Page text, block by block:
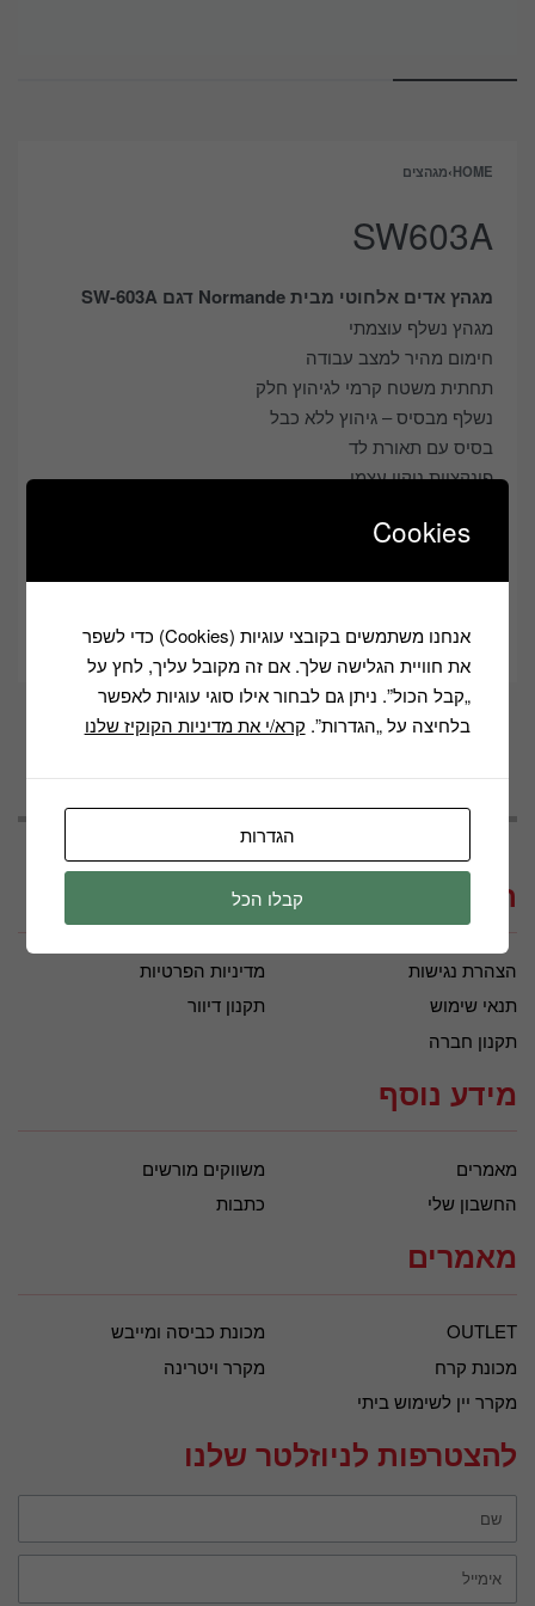
HOME
›מגהצים
SW603A
מגהץ אדים אלחוטי מבית Normande דגם SW-603A
מגהץ נשלף עוצמתי
חימום מהיר למצב עבודה
תחתית משטח קרמי לגיהוץ חלק
נשלף מבסיס – גיהוץ ללא כבל
בסיס עם תאורת לד
פונקציית ניקוי עצמי
הספק מרבי 2400 וואט
SW603A
תקנונים ומבצעים
הצהרת נגישות
מדיניות הפרטיות
תנאי שימוש
תקנון דיוור
תקנון חברה
מידע נוסף
מאמרים
משווקים מורשים
החשבון שלי
כתבות
מאמרים
OUTLET
מכונת כביסה ומייבש
מכונת קרח
מקרר ויטרינה
מקרר יין לשימוש ביתי
להצטרפות לניוזלטר שלנו
Cookies
אנחנו משתמשים בקובצי עוגיות (Cookies) כדי לשפר
את חוויית הגלישה שלך. אם זה מקובל עליך, לחץ על
„קבל הכול”. ניתן גם לבחור אילו סוגי עוגיות לאפשר
בלחיצה על „הגדרות”. קרא/י את מדיניות הקוקיז שלנו
הגדרות
קבלו הכל